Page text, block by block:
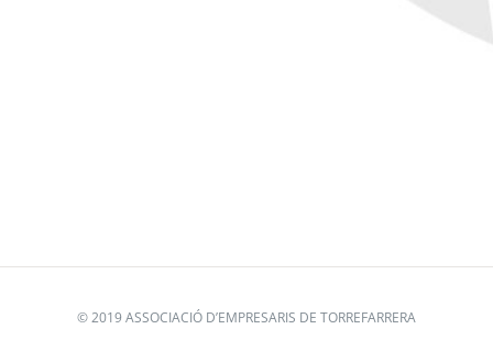
© 2019 ASSOCIACIÓ D’EMPRESARIS DE TORREFARRERA